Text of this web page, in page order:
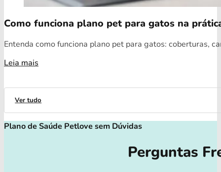
Como funciona plano pet para gatos na
Entenda como funciona plano pet para gatos: coberturas,
Leia mais
Ver tudo
Plano de Saúde Petlove sem Dúvidas
Perguntas